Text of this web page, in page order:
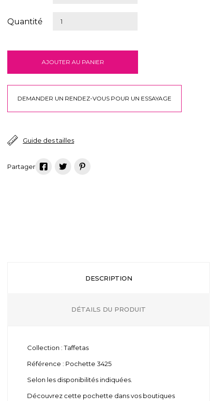
Quantité
AJOUTER AU PANIER
DEMANDER UN RENDEZ-VOUS POUR UN ESSAYAGE
Guide des tailles
DESCRIPTION
DÉTAILS DU PRODUIT
Collection : Taffetas
Référence : Pochette 3425
Selon les disponibilités indiquées.
Découvrez cette pochette dans vos boutiques